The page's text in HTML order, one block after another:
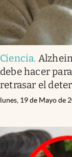
Ciencia.
debe hacer
retrasar el
lunes, 19 de Mayo de